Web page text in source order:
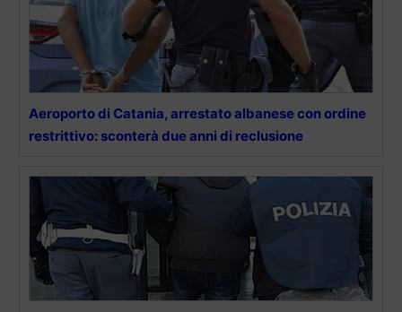
Aeroporto di Catania, arrestato albanese con ordine
restrittivo: sconterà due anni di reclusione